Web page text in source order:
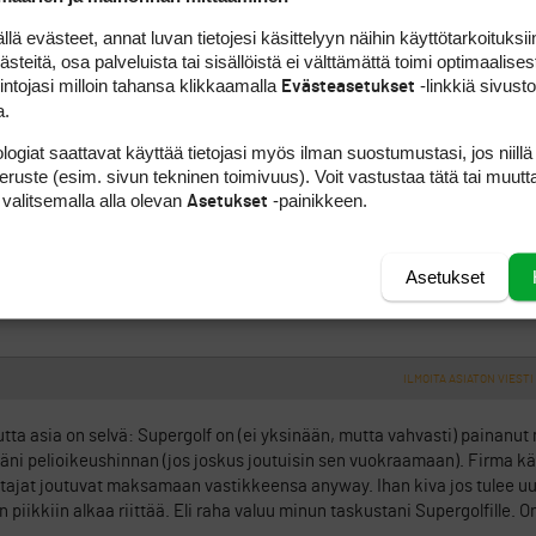
lounaita joita on tarjolla….kunnon osakkeen omistajille. Että
kunnon golfperinnettä.
kuten partin kisa tai esmes meitin pikkulajuoksut. Ja sitten
meillä suomessa ei kait kuiteskan voida väittää oikein mitään kun
ILMOITA ASIATON VIESTI
asia on selvä: Supergolf on (ei yksinään, mutta vahvasti) painanut
pelioikeushinnan (jos joskus joutuisin sen vuokraamaan). Firma
joutuvat maksamaan vastikkeensa anyway. Ihan kiva jos tulee
alkaa riittää. Eli raha valuu minun taskustani Supergolfille.
evästeet, annat luvan tietojesi käsittelyyn näihin
osa palveluista tai sisällöistä ei välttämättä toimi
milloin tahansa klikkaamalla Evästeasetukset -linkkiä
saattavat käyttää tietojasi myös ilman suostumustasi, jos
(esim. sivun tekninen toimivuus). Voit vastustaa tätä tai
alla olevan Asetukset -painikkeen.
Asetukset